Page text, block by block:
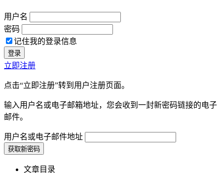
用户名
密码
记住我的登录信息
立即注册
点击“立即注册”转到用户注册页面。
输入用户名或电子邮箱地址，您会收到一封新密码链接的电子
邮件。
用户名或电子邮件地址
文章目录